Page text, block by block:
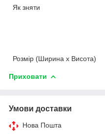
Як зняти
Розмір (Ширина х Висота)
Приховати
Умови доставки
Нова Пошта